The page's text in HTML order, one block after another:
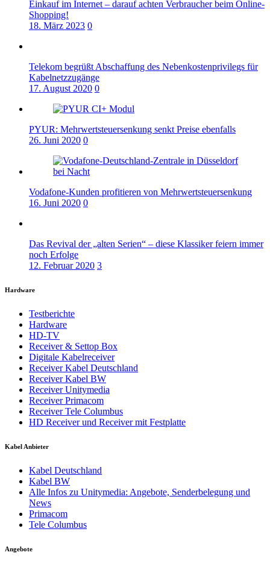
Einkauf im Internet – darauf achten Verbraucher beim Online-
Shopping!
18. März 2023 0
Telekom begrüßt Abschaffung des Nebenkostenprivilegs für
Kabelnetzzugänge
17. August 2020 0
PYUR: Mehrwertsteuersenkung senkt Preise ebenfalls
26. Juni 2020 0
Vodafone-Kunden profitieren von Mehrwertsteuersenkung
16. Juni 2020 0
Das Revival der „alten Serien“ – diese Klassiker feiern immer
noch Erfolge
12. Februar 2020 3
Hardware
Testberichte
Hardware
HD-TV
Receiver & Settop Box
Digitale Kabelreceiver
Receiver Kabel Deutschland
Receiver Kabel BW
Receiver Unitymedia
Receiver Primacom
Receiver Tele Columbus
HD Receiver und Receiver mit Festplatte
Kabel Anbieter
Kabel Deutschland
Kabel BW
Alle Infos zu Unitymedia: Angebote, Senderbelegung und
News
Primacom
Tele Columbus
Angebote